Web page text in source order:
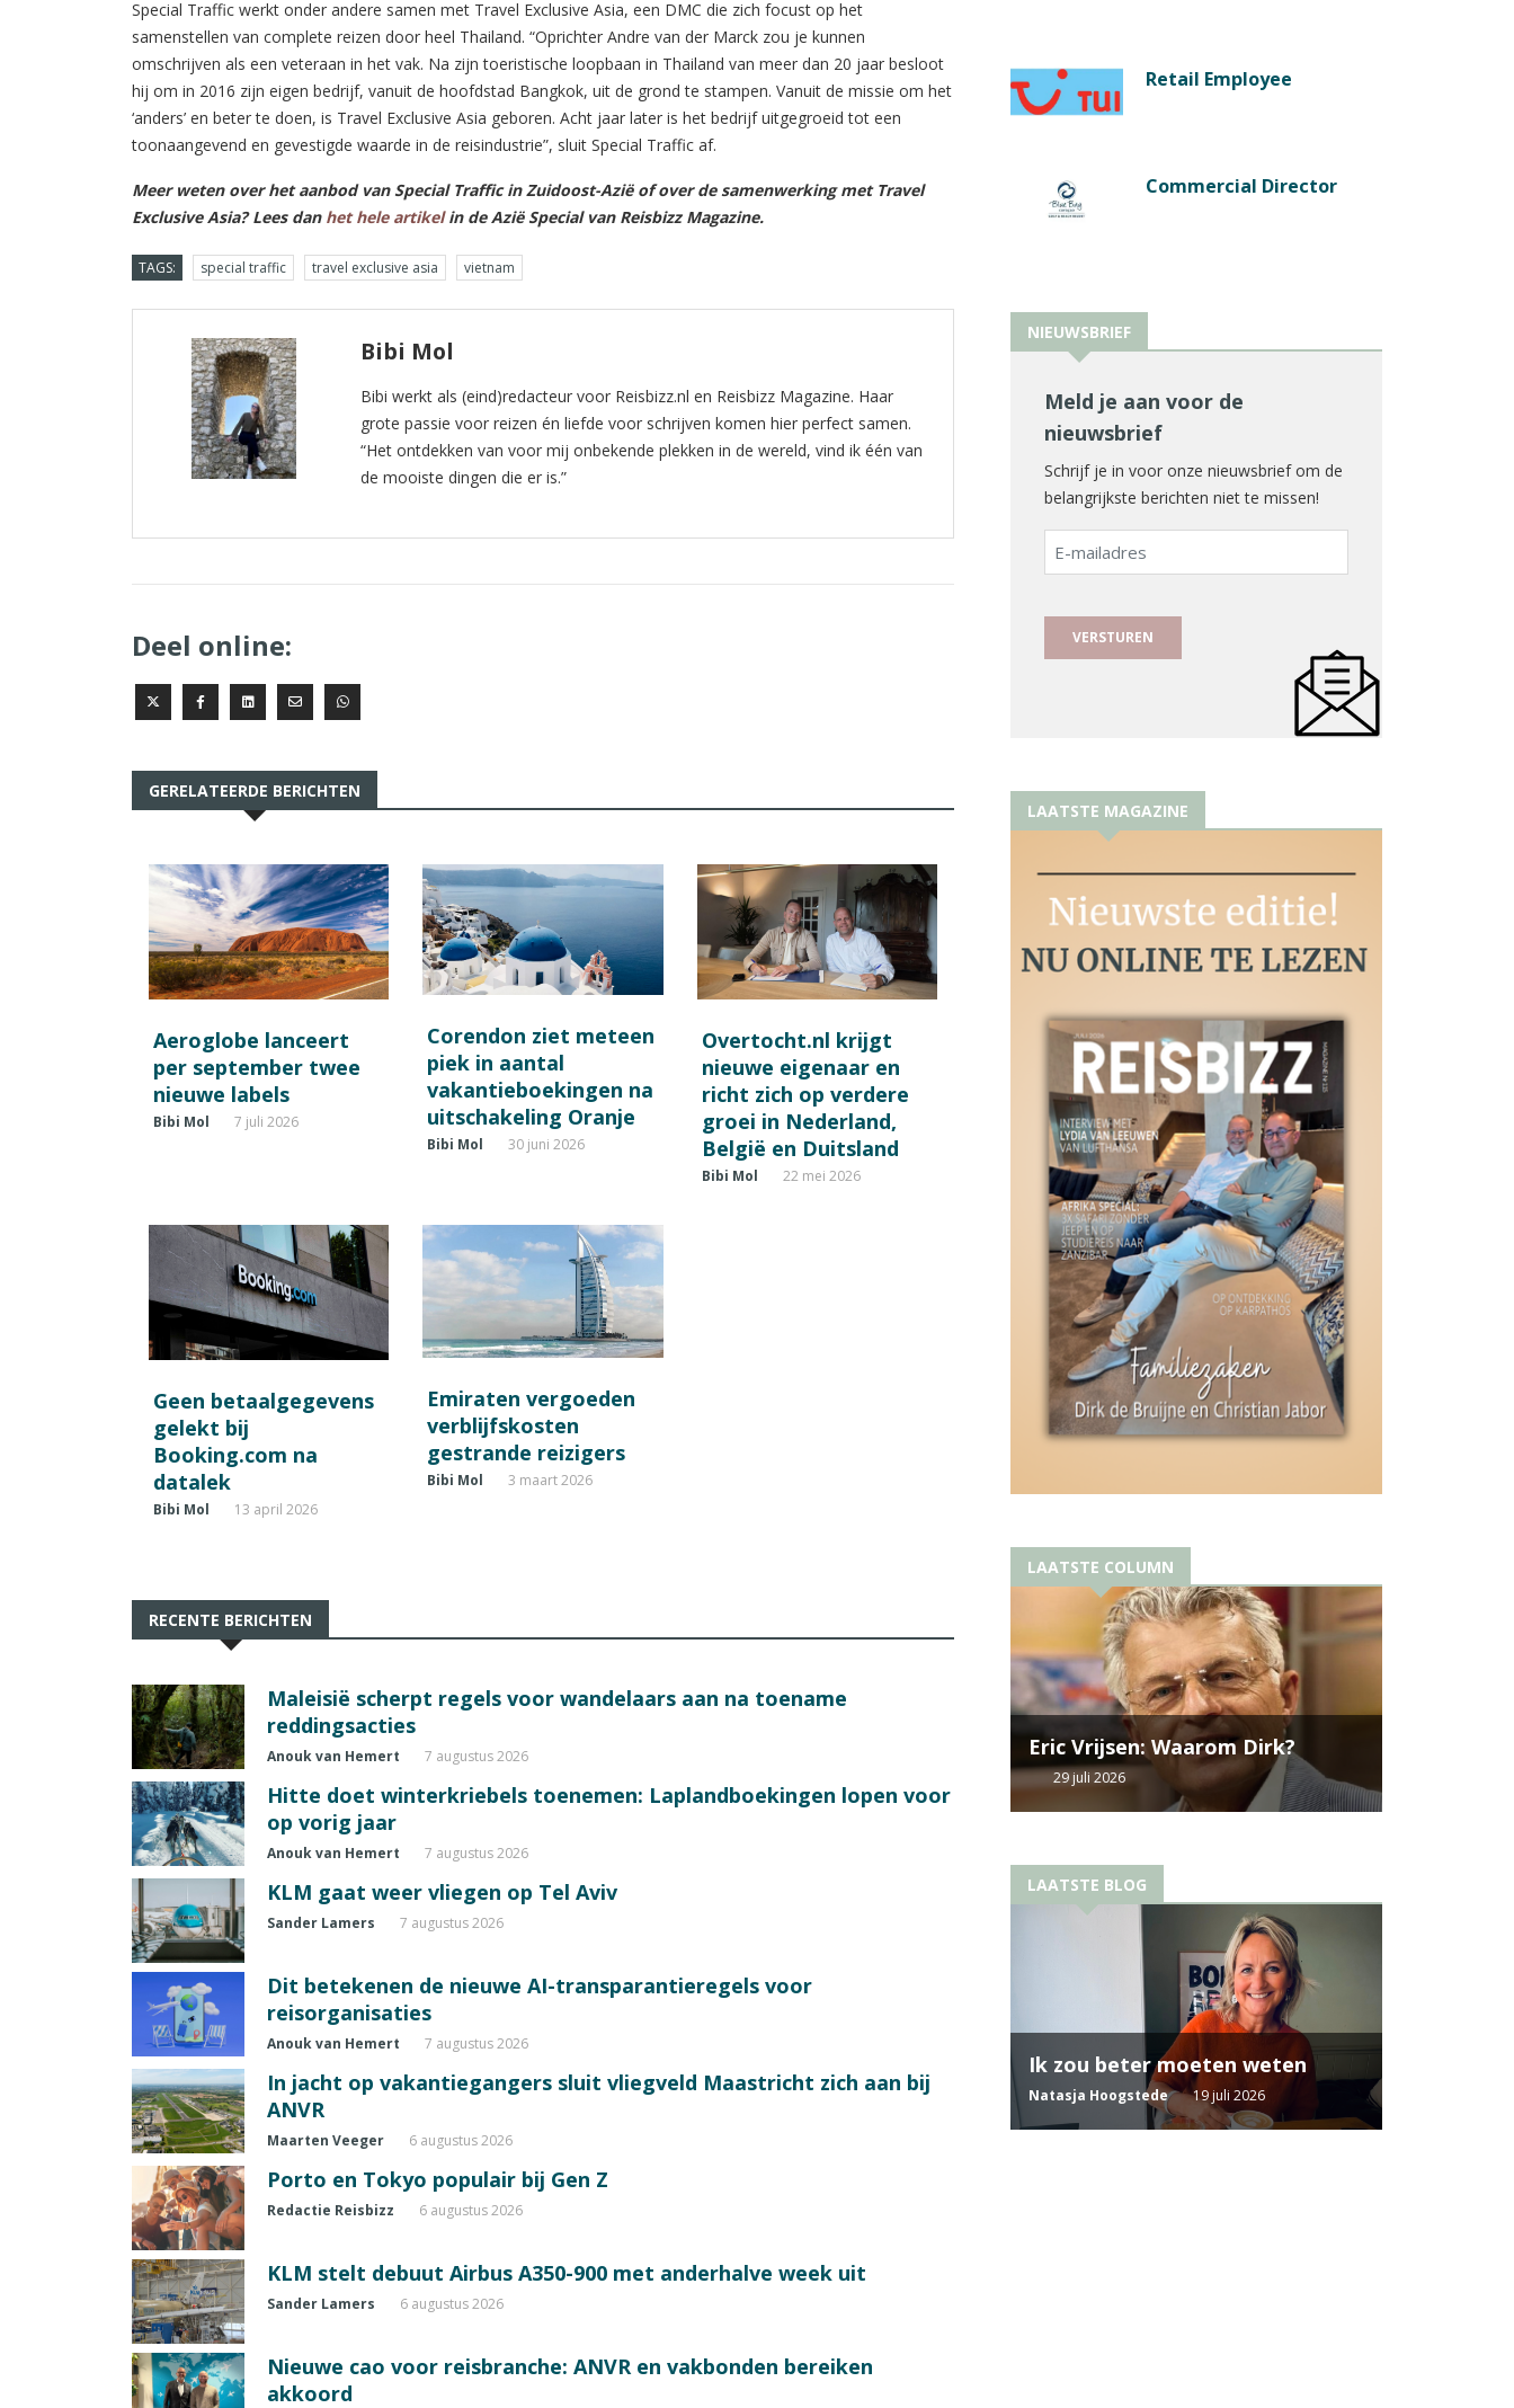
Special Traffic werkt onder andere samen met Travel Exclusive Asia, een DMC die zich focust op het
samenstellen van complete reizen door heel Thailand. “Oprichter Andre van der Marck zou je kunnen
omschrijven als een veteraan in het vak. Na zijn toeristische loopbaan in Thailand van meer dan 20 jaar besloot
hij om in 2016 zijn eigen bedrijf, vanuit de hoofdstad Bangkok, uit de grond te stampen. Vanuit de missie om het
‘anders’ en beter te doen, is Travel Exclusive Asia geboren. Acht jaar later is het bedrijf uitgegroeid tot een
toonaangevend en gevestigde waarde in de reisindustrie”, sluit Special Traffic af.
Meer weten over het aanbod van Special Traffic in Zuidoost-Azië of over de samenwerking met Travel
Exclusive Asia? Lees dan het hele artikelin de Azië Special van Reisbizz Magazine.
TAGS: special traffic travel exclusive asia vietnam
Bibi Mol
Bibi werkt als (eind)redacteur voor Reisbizz.nl en Reisbizz Magazine. Haar
grote passie voor reizen én liefde voor schrijven komen hier perfect samen.
“Het ontdekken van voor mij onbekende plekken in de wereld, vind ik één van
de mooiste dingen die er is.”
Deel online:
GERELATEERDE BERICHTEN
Aeroglobe lanceert
per september twee
nieuwe labels
Bibi Mol 7 juli 2026
Corendon ziet meteen
piek in aantal
vakantieboekingen na
uitschakeling Oranje
Bibi Mol 30 juni 2026
Overtocht.nl krijgt
nieuwe eigenaar en
richt zich op verdere
groei in Nederland,
België en Duitsland
Bibi Mol 22 mei 2026
Geen betaalgegevens
gelekt bij
Booking.com na
datalek
Bibi Mol 13 april 2026
Emiraten vergoeden
verblijfskosten
gestrande reizigers
Bibi Mol 3 maart 2026
RECENTE BERICHTEN
Maleisië scherpt regels voor wandelaars aan na toename
reddingsacties
Anouk van Hemert 7 augustus 2026
Hitte doet winterkriebels toenemen: Laplandboekingen lopen voor
op vorig jaar
Anouk van Hemert 7 augustus 2026
KLM gaat weer vliegen op Tel Aviv
Sander Lamers 7 augustus 2026
Dit betekenen de nieuwe AI-transparantieregels voor
reisorganisaties
Anouk van Hemert 7 augustus 2026
In jacht op vakantiegangers sluit vliegveld Maastricht zich aan bij
ANVR
Maarten Veeger 6 augustus 2026
Porto en Tokyo populair bij Gen Z
Redactie Reisbizz 6 augustus 2026
KLM stelt debuut Airbus A350-900 met anderhalve week uit
Sander Lamers 6 augustus 2026
Nieuwe cao voor reisbranche: ANVR en vakbonden bereiken
akkoord
Retail Employee
Commercial Director
NIEUWSBRIEF
Meld je aan voor de
nieuwsbrief
Schrijf je in voor onze nieuwsbrief om de
belangrijkste berichten niet te missen!
E-
mailadres
LAATSTE MAGAZINE
LAATSTE COLUMN
Eric Vrijsen: Waarom Dirk?
29 juli 2026
LAATSTE BLOG
Ik zou beter moeten weten
Natasja Hoogstede 19 juli 2026